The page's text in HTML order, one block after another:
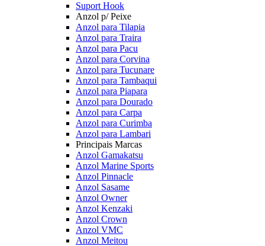
Suport Hook
Anzol p/ Peixe
Anzol para Tilapia
Anzol para Traira
Anzol para Pacu
Anzol para Corvina
Anzol para Tucunare
Anzol para Tambaqui
Anzol para Piapara
Anzol para Dourado
Anzol para Carpa
Anzol para Curimba
Anzol para Lambari
Principais Marcas
Anzol Gamakatsu
Anzol Marine Sports
Anzol Pinnacle
Anzol Sasame
Anzol Owner
Anzol Kenzaki
Anzol Crown
Anzol VMC
Anzol Meitou